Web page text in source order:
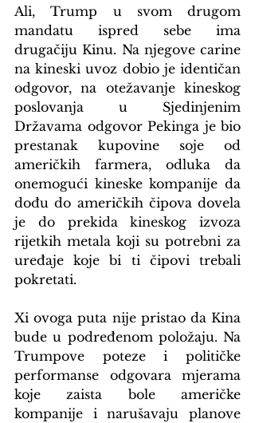
Ali, Trump u svom drugom
mandatu ispred sebe ima
drugačiju Kinu. Na njegove carine
na kineski uvoz dobio je identičan
odgovor, na otežavanje kineskog
poslovanja u Sjedinjenim
Državama odgovor Pekinga je bio
prestanak kupovine soje od
američkih farmera, odluka da
onemogući kineske kompanije da
dođu do američkih čipova dovela
je do prekida kineskog izvoza
rijetkih metala koji su potrebni za
uređaje koje bi ti čipovi trebali
pokretati.
Xi ovoga puta nije pristao da Kina
bude u podređenom položaju. Na
Trumpove poteze i političke
performanse odgovara mjerama
koje zaista bole američke
kompanije i narušavaju planove